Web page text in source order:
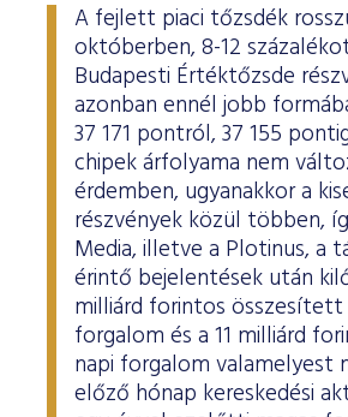
A fejlett piaci tőzsdék
októberben, 8-12
Budapesti Értéktőzsde
azonban ennél jobb
37 171 pontról, 37 155
chipek árfolyama nem
érdemben, ugyanakkor a
részvények közül többen,
Media, illetve a Plotinus, a
érintő bejelentések után
milliárd forintos
forgalom és a 11 milliárd
napi forgalom valamelyest
előző hónap kereskedési